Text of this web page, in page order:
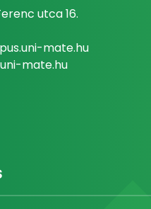
utca 16.
mate.hu
mate.hu